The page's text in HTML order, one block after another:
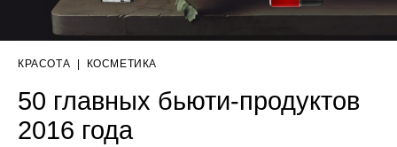
КРАСОТА КОСМЕТИКА
50 главных бьюти-продуктов
2016 года